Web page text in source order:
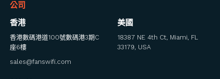
公司
香港
香港數碼港道100號數碼港3期C
座6樓
sales@fanswifi.com
美國
18387 NE 4th Ct, Miami, FL
33179, USA